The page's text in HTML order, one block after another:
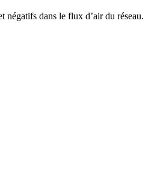
négatifs dans le flux d’air du réseau.